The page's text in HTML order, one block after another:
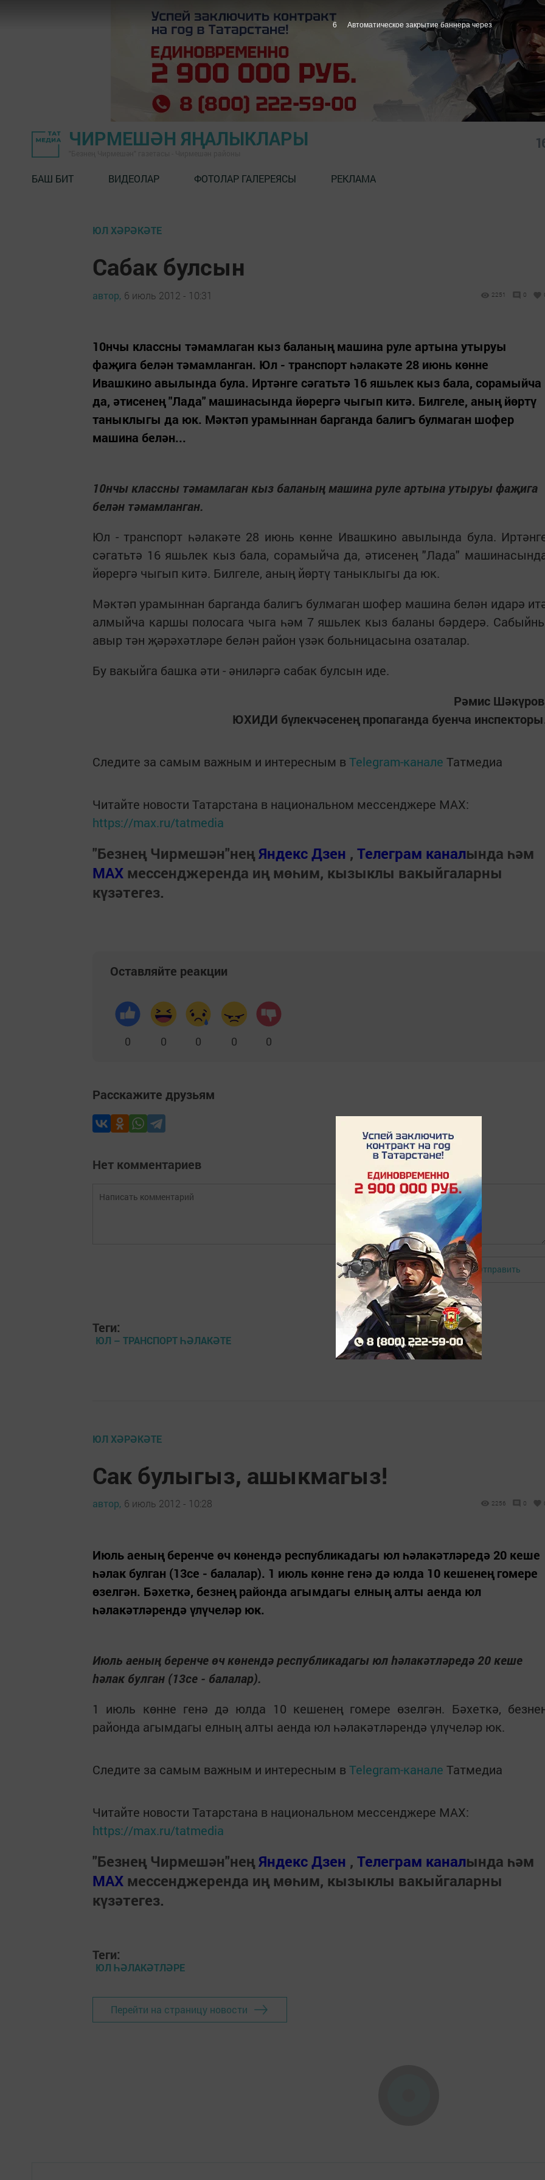
ЧИРМЕШӘН ЯҢАЛЫКЛАРЫ
БАШ БИТ ВИДЕОЛАР ФОТОЛАР ГАЛЕРЕЯСЫ РЕКЛАМА
ЮЛ ХӘРӘКӘТЕ
Сабак булсын
автор, 6 июль 2012 - 10:31 2251 0
10нчы классны тәмамлаган кыз баланың машина руле артына утыруы
фаҗига белән тәмамланган. Юл - транспорт һәлакәте 28 июнь көнне
Ивашкино авылында була. Иртәнге сәгатьтә 16 яшьлек кыз бала, сорамыйча
да, әтисенең "Лада" машинасында йөрергә чыгып китә. Билгеле, аның йөртү
таныклыгы да юк. Мәктәп урамыннан барганда балигъ булмаган шофер
машина белән...
10нчы классны тәмамлаган кыз баланың машина руле артына утыруы фаҗига
белән тәмамланган.
Юл - транспорт һәлакәте 28 июнь көнне Ивашкино авылында була.
сәгатьтә 16 яшьлек кыз бала, сорамыйча да, әтисенең "Лада"
йөрергә чыгып китә. Билгеле, аның йөртү таныклыгы да юк.
Мәктәп урамыннан барганда балигъ булмаган шофер машина белән идарә
алмыйча каршы полосага чыга һәм 7 яшьлек кыз баланы бәрдерә.
авыр тән җәрәхәтләре белән район үзәк больницасына озаталар.
Бу вакыйга башка әти - әниләргә сабак булсын иде.
Рәмис
ЮХИДИ бүлекчәсенең пропаганда буенча
Следите за самым важным и интересным в Telegram-канале Татмедиа
Читайте новости Татарстана в национальном мессенджере MАХ:
https://max.ru/tatmedia
"Безнең Чирмешән"неңЯндекс Дзен , Телеграм каналында һәм
МАХ мессенджеренда иң мөһим, кызыклы вакыйгаларны
күзәтегез.
Оставляйте реакции
0 0 0 0 0
Расскажите друзьям
Нет комментариев
Авторизоваться Отправить
Теги:
ЮЛ – ТРАНСПОРТ ҺӘЛАКӘТЕ
ЮЛ ХӘРӘКӘТЕ
Сак булыгыз, ашыкмагыз!
автор, 6 июль 2012 - 10:28 2256 0
Июль аеның беренче өч көнендә республикадагы юл һәлакәтләредә 20 кеше
һәлак булган (13се - балалар). 1 июль көнне генә дә юлда 10 кешенең гомере
өзелгән. Бәхеткә, безнең районда агымдагы елның алты аенда юл
һәлакәтләрендә үлүчеләр юк.
Июль аеның беренче өч көнендә республикадагы юл һәлакәтләредә 20 кеше
һәлак булган (13се - балалар).
1 июль көнне генә дә юлда 10 кешенең гомере өзелгән. Бәхеткә,
районда агымдагы елның алты аенда юл һәлакәтләрендә үлүчеләр юк.
Следите за самым важным и интересным в Telegram-канале Татмедиа
Читайте новости Татарстана в национальном мессенджере MАХ:
https://max.ru/tatmedia
"Безнең Чирмешән"неңЯндекс Дзен , Телеграм каналында һәм
МАХ мессенджеренда иң мөһим, кызыклы вакыйгаларны
күзәтегез.
Теги:
ЮЛ ҺӘЛАКӘТЛӘРЕ
Перейти на страницу новости
5 Автоматическое закрытие баннера через